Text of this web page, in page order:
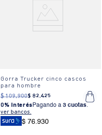
Gorra Trucker cinco cascos
para hombre
$ 109.900$ 82.425
0% InterésPagando a 3 cuotas.
ver bancos.
$ 76.930